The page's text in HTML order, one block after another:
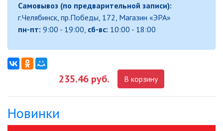
БАКТЕРИЦИДНЫЕ ЛАМПЫ
ДАТЧИКИ ДВИЖЕНИЯ И
ДЕКОРАТИВНАЯ ПОДСВЕТКА
ДЕКОРАТИВНЫЕ СВЕТИЛЬНИКИ
ИЗОЛЯЦИОННАЯ ЛЕНТА
Самовывоз (по предварительной записи):
г.Челябинск, пр.Победы, 172, Магазин «ЭРА»
пн-пт: 9:00 - 19:00, сб-вс: 10:00 - 18:00
235.46 руб. В корзину
Новинки